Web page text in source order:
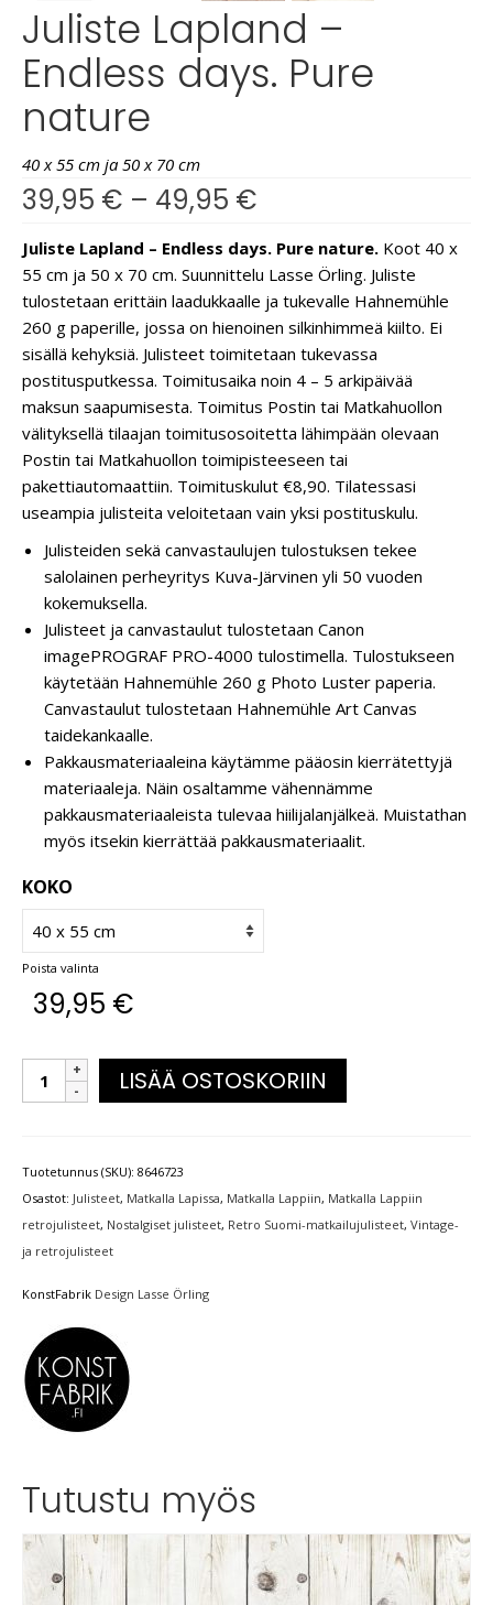
Juliste Lapland –
Endless days. Pure
nature
40 x 55 cm ja 50 x 70 cm
39,95 € – 49,95 €
Juliste Lapland – Endless days. Pure nature. Koot 40 x
55 cm ja 50 x 70 cm. Suunnittelu Lasse Örling. Juliste
tulostetaan erittäin laadukkaalle ja tukevalle Hahnemühle
260 g paperille, jossa on hienoinen silkinhimmeä kiilto. Ei
sisällä kehyksiä. Julisteet toimitetaan tukevassa
postitusputkessa. Toimitusaika noin 4 – 5 arkipäivää
maksun saapumisesta. Toimitus Postin tai Matkahuollon
välityksellä tilaajan toimitusosoitetta lähimpään olevaan
Postin tai Matkahuollon toimipisteeseen tai
pakettiautomaattiin. Toimituskulut €8,90. Tilatessasi
useampia julisteita veloitetaan vain yksi postituskulu.
Julisteiden sekä canvastaulujen tulostuksen tekee
salolainen perheyritys Kuva-Järvinen yli 50 vuoden
kokemuksella.
Julisteet ja canvastaulut tulostetaan Canon
imagePROGRAF PRO-4000 tulostimella. Tulostukseen
käytetään Hahnemühle 260 g Photo Luster paperia.
Canvastaulut tulostetaan Hahnemühle Art Canvas
taidekankaalle.
Pakkausmateriaaleina käytämme pääosin kierrätettyjä
materiaaleja. Näin osaltamme vähennämme
pakkausmateriaaleista tulevaa hiilijalanjälkeä. Muistathan
myös itsekin kierrättää pakkausmateriaalit.
KOKO
Poista valinta
39,95 €
LISÄÄ OSTOSKORIIN
Tuotetunnus (SKU): 8646723
Osastot: Julisteet, Matkalla Lapissa, Matkalla Lappiin, Matkalla Lappiin
retrojulisteet, Nostalgiset julisteet, Retro Suomi-matkailujulisteet, Vintage-
ja retrojulisteet
KonstFabrik Design Lasse Örling
Tutustu myös